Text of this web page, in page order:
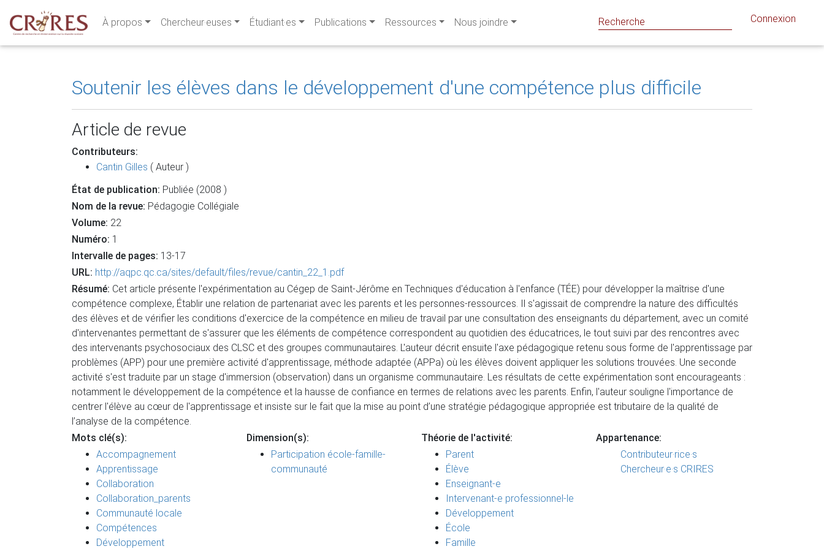
À propos Chercheur·euses Étudiant·es Publications Ressources Nous joindre Connexion
Soutenir les élèves dans le développement d'une compétence plus difficile
Article de revue
Contributeurs:
Cantin Gilles ( Auteur )
État de publication: Publiée (2008 )
Nom de la revue: Pédagogie Collégiale
Volume: 22
Numéro: 1
Intervalle de pages: 13-17
URL: http://aqpc.qc.ca/sites/default/files/revue/cantin_22_1.pdf
Résumé: Cet article présente l'expérimentation au Cégep de Saint-Jérôme en Techniques d'éducation à l'enfance (TÉE) pour développer la maîtrise d'une
compétence complexe, Établir une relation de partenariat avec les parents et les personnes-ressources. Il s'agissait de comprendre la nature des difficultés
des élèves et de vérifier les conditions d'exercice de la compétence en milieu de travail par une consultation des enseignants du département, avec un comité
d'intervenantes permettant de s'assurer que les éléments de compétence correspondent au quotidien des éducatrices, le tout suivi par des rencontres avec
des intervenants psychosociaux des CLSC et des groupes communautaires. L'auteur décrit ensuite l'axe pédagogique retenu sous forme de l'apprentissage par
problèmes (APP) pour une première activité d'apprentissage, méthode adaptée (APPa) où les élèves doivent appliquer les solutions trouvées. Une seconde
activité s'est traduite par un stage d'immersion (observation) dans un organisme communautaire. Les résultats de cette expérimentation sont encourageants :
notamment le développement de la compétence et la hausse de confiance en termes de relations avec les parents. Enfin, l'auteur souligne l'importance de
centrer l'élève au cœur de l'apprentissage et insiste sur le fait que la mise au point d’une stratégie pédagogique appropriée est tributaire de la qualité de
l’analyse de la compétence.
Mots clé(s):
Accompagnement
Apprentissage
Collaboration
Collaboration_parents
Communauté locale
Compétences
Développement
Dimension(s):
Participation école-famille-
communauté
Théorie de l'activité:
Parent
Élève
Enseignant-e
Intervenant-e professionnel-le
Développement
École
Famille
Appartenance:
Contributeur·rice·s
Chercheur·e·s CRIRES